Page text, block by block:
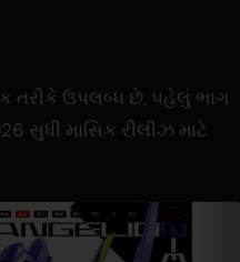
તરીકે ઉપલબ્ધ છે. પહેલું ભાગ
સુધી માસિક રીલીઝ માટે